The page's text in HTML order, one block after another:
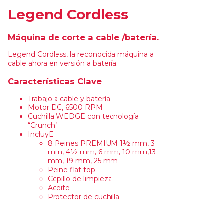
Legend Cordless
Máquina de corte a cable /batería.
Legend Cordless, la reconocida máquina a
cable ahora en versión a batería.
Características Clave
Trabajo a cable y batería
Motor DC, 6500 RPM
Cuchilla WEDGE con tecnología
“Crunch”
IncluyE
8 Peines PREMIUM 1½ mm, 3
mm, 4½ mm, 6 mm, 10 mm,13
mm, 19 mm, 25 mm
Peine flat top
Cepillo de limpieza
Aceite
Protector de cuchilla